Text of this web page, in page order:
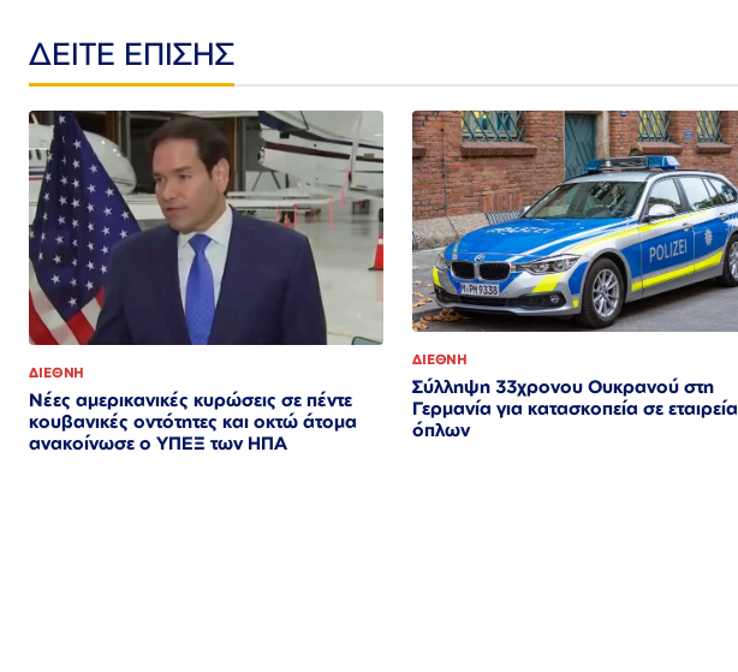
ΔΕΙΤΕ ΕΠΙΣΗΣ
ΔΙΕΘΝΗ
Νέες αμερικανικές κυρώσεις σε πέντε
κουβανικές οντότητες και οκτώ άτομα
ανακοίνωσε ο ΥΠΕΞ των ΗΠΑ
ΔΙΕΘΝΗ
Σύλληψη 33χρονου Ουκρανού στη
Γερμανία για κατασκοπεία σε εταιρεία
όπλων